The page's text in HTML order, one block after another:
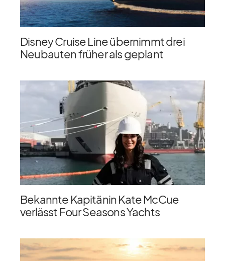
Disney Cruise Line übernimmt drei
Neubauten früher als geplant
Bekannte Kapitänin Kate McCue
verlässt Four Seasons Yachts